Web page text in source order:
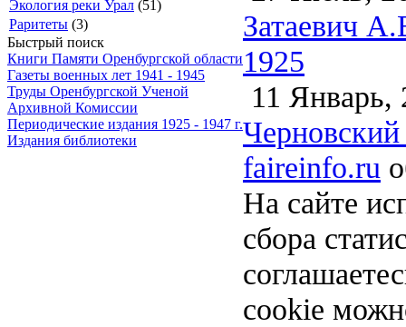
Экология реки Урал (51)
Раритеты (3)
Быстрый поиск
Книги Памяти Оренбургской области
Газеты военных лет 1941 - 1945
Труды Оренбургской Ученой
Архивной Комиссии
Периодические издания 1925 - 1947 г.
Издания библиотеки
Затаевич
1925
11 Январь,
faireinfo.ru
На сайте
сбора
cookie